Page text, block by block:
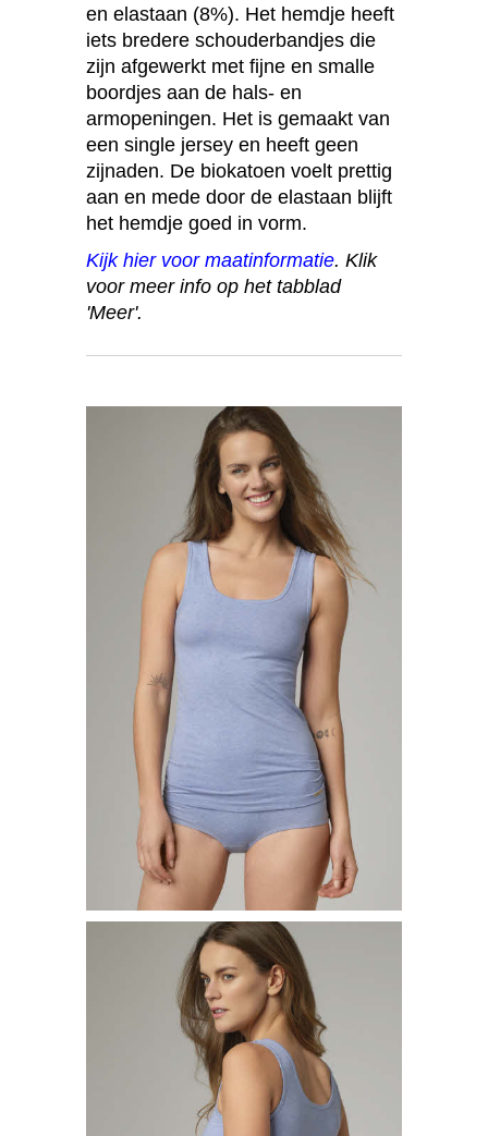
en elastaan (8%). Het hemdje heeft
iets bredere schouderbandjes die
zijn afgewerkt met fijne en smalle
boordjes aan de hals- en
armopeningen. Het is gemaakt van
een single jersey en heeft geen
zijnaden. De biokatoen voelt prettig
aan en mede door de elastaan blijft
het hemdje goed in vorm.
Kijk hier voor maatinformatie. Klik
voor meer info op het tabblad
'Meer'.